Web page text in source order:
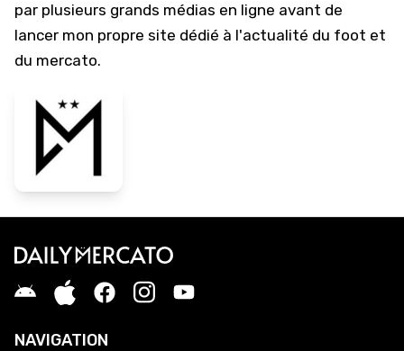
par plusieurs grands médias en ligne avant de
lancer mon propre site dédié à l'actualité du foot et
du mercato.
NAVIGATION